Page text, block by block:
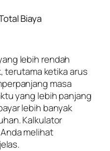
Biaya
lebih rendah
terutama ketika arus
masa
yang lebih panjang
lebih banyak
Kalkulator
melihat